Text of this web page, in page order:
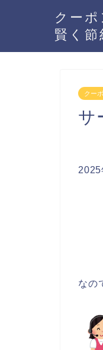
クー
賢く節
クー
サ
2025
なの